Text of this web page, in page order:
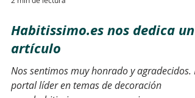
2 min de lectura
Habitissimo.es nos dedica un
artículo